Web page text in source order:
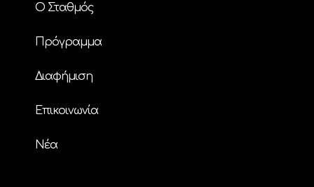
Ο Σταθμός
Πρόγραμμα
Διαφήμιση
Επικοινωνία
Nέα